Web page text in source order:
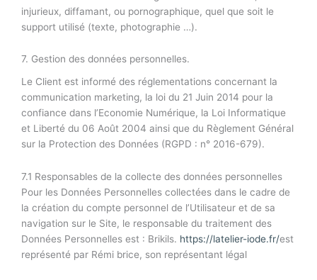
injurieux, diffamant, ou pornographique, quel que soit le
support utilisé (texte, photographie …).
7. Gestion des données personnelles.
Le Client est informé des réglementations concernant la
communication marketing, la loi du 21 Juin 2014 pour la
confiance dans l’Economie Numérique, la Loi Informatique
et Liberté du 06 Août 2004 ainsi que du Règlement Général
sur la Protection des Données (RGPD : n° 2016-679).
7.1 Responsables de la collecte des données personnelles
Pour les Données Personnelles collectées dans le cadre de
la création du compte personnel de l’Utilisateur et de sa
navigation sur le Site, le responsable du traitement des
Données Personnelles est : Brikils. https://latelier-iode.fr/est
représenté par Rémi brice, son représentant légal